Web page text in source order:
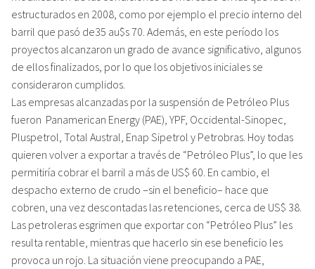
estructurados en 2008, como por ejemplo el precio interno del
barril que pasó de35 au$s 70. Además, en este período los
proyectos alcanzaron un grado de avance significativo, algunos
de ellos finalizados, por lo que los objetivos iniciales se
consideraron cumplidos.
Las empresas alcanzadas por la suspensión de Petróleo Plus
fueron Panamerican Energy (PAE), YPF, Occidental-Sinopec,
Pluspetrol, Total Austral, Enap Sipetrol y Petrobras. Hoy todas
quieren volver a exportar a través de “Petróleo Plus”, lo que les
permitiría cobrar el barril a más de US$ 60. En cambio, el
despacho externo de crudo –sin el beneficio– hace que
cobren, una vez descontadas las retenciones, cerca de US$ 38.
Las petroleras esgrimen que exportar con “Petróleo Plus” les
resulta rentable, mientras que hacerlo sin ese beneficio les
provoca un rojo. La situación viene preocupando a PAE,